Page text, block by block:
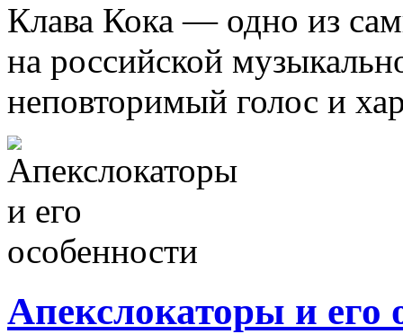
Клава Кока — одно из
на российской
неповторимый голос и
Апекслокаторы и его